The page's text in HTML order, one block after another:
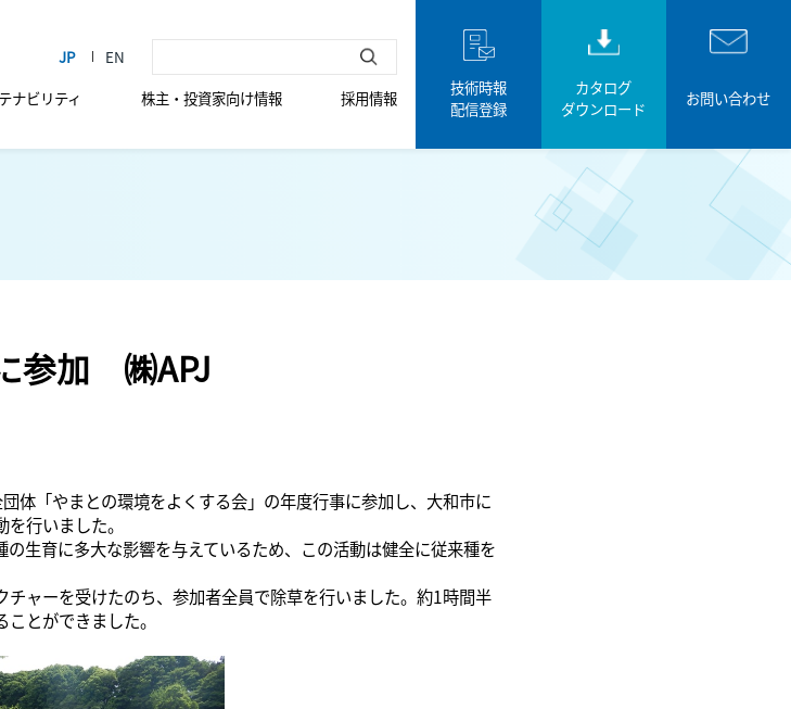
ナビリティ 株主・投資家向け情報 採用情報
技術時報
配信登録
カタログ
ダウンロード
お問い合わせ
参加 ㈱APJ
体「やまとの環境をよくする会」の年度行事に参加し、大和市に
行いました。
生育に多大な影響を与えているため、この活動は健全に従来種を
ャーを受けたのち、参加者全員で除草を行いました。約1時間半
とができました。